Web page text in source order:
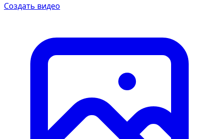
Создать видео